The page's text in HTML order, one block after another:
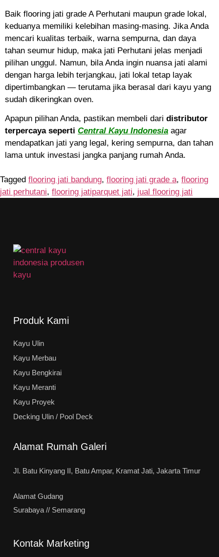
Baik flooring jati grade A Perhutani maupun grade lokal,
keduanya memiliki kelebihan masing-masing. Jika Anda
mencari kualitas terbaik, warna sempurna, dan daya
tahan seumur hidup, maka jati Perhutani jelas menjadi
pilihan unggul. Namun, bila Anda ingin nuansa jati alami
dengan harga lebih terjangkau, jati lokal tetap layak
dipertimbangkan — terutama jika berasal dari kayu yang
sudah dikeringkan oven.
Apapun pilihan Anda, pastikan membeli dari distributor
terpercaya seperti Central Kayu Indonesia agar
mendapatkan jati yang legal, kering sempurna, dan tahan
lama untuk investasi jangka panjang rumah Anda.
Tagged flooring jati bandung, flooring jati grade a, flooring
jati perhutani, flooring jatiparquet jati, jual flooring jati
Produk Kami
Kayu Ulin
Kayu Merbau
Kayu Bengkirai
Kayu Meranti
Kayu Proyek
Decking Ulin / Pool Deck
Alamat Rumah Galeri
Jl. Batu Kinyang II, Batu Ampar, Kramat Jati, Jakarta Timur
Alamat Gudang
Surabaya // Semarang
Kontak Marketing